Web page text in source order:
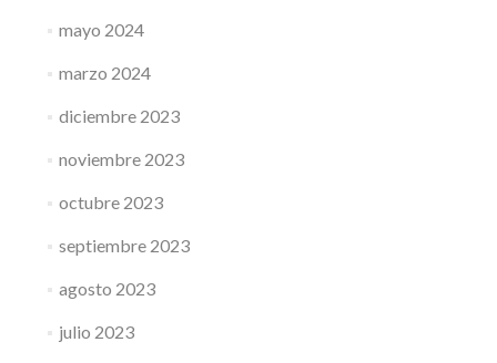
mayo 2024
marzo 2024
diciembre 2023
noviembre 2023
octubre 2023
septiembre 2023
agosto 2023
julio 2023